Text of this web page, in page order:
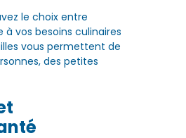
le choix entre
vos besoins culinaires
vous permettent de
des petites